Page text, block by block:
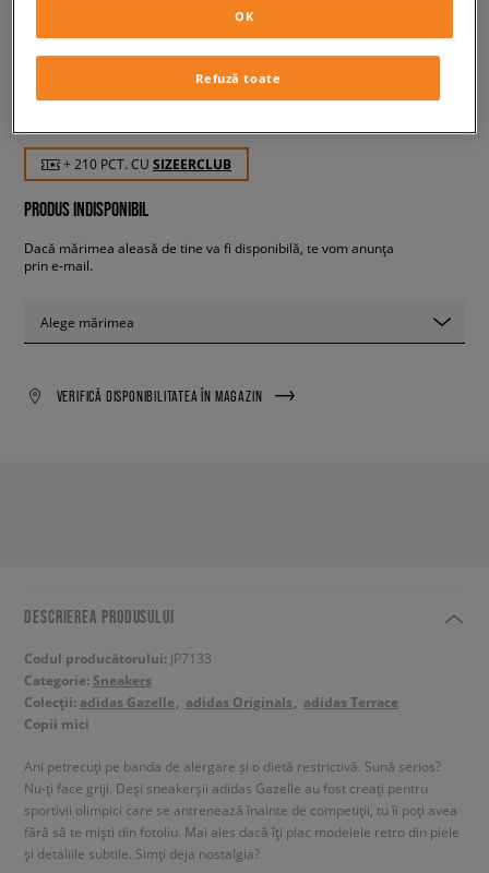
copii, sneakers
+ 210 PCT. CU SIZEERCLUB
PRODUS INDISPONIBIL
Dacă mărimea aleasă de tine va fi disponibilă, te vom anunța
prin e-mail.
Alege mărimea
VERIFICĂ DISPONIBILITATEA ÎN MAGAZIN
DESCRIEREA PRODUSULUI
Codul producătorului: JP7133
Categorie: Sneakers
Colecții: adidas Gazelle adidas Originals
adidas Terrace
Copii mici
Ani petrecuți pe banda de alergare și o dietă restrictivă. Sună serios?
Nu-ți face griji. Deși sneakerșii adidas Gazelle au fost creați pentru
sportivii olimpici care se antrenează înainte de competiții, tu îi poți avea
fără să te miști din fotoliu. Mai ales dacă îți plac modelele retro din piele
și detaliile subtile. Simți deja nostalgia?
Refuză toate
OK